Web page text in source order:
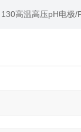
高温高压pH电极/